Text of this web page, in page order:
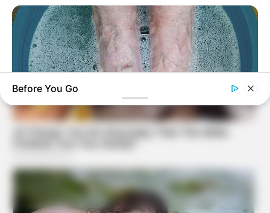
What Happens After A Vinegar Foot Soak
Before You Go